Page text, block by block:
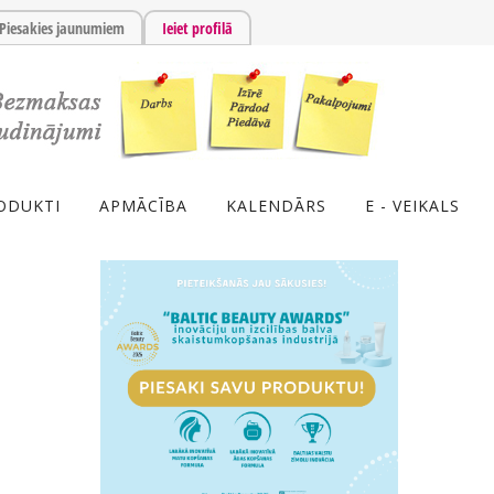
Piesakies jaunumiem Ieiet profilā
APMĀCĪBA KALENDĀRS E - VEIKALS